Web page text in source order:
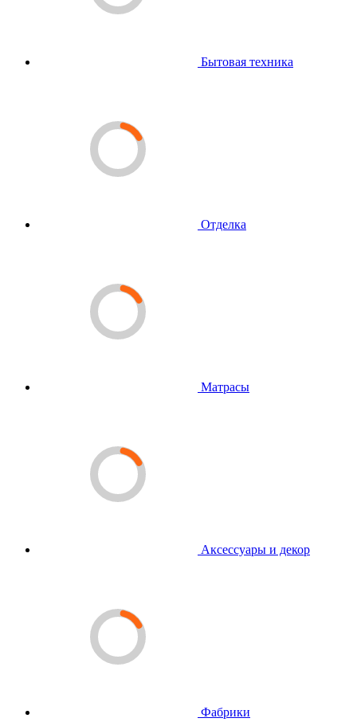
Бытовая техника
Отделка
Матрасы
Аксессуары и декор
Фабрики